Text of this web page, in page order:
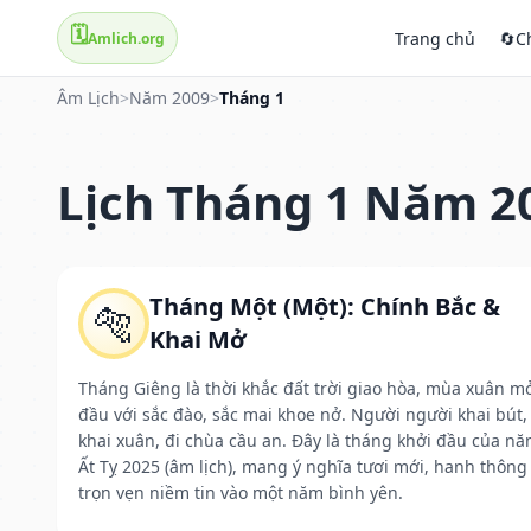
🗓️Amlich.org Trang chủ 🔄
Âm Lịch>Năm 2009>Tháng 1
Lịch Tháng 1 Năm
🐅 Tháng Một (Một): Chính Bắc &
Khai Mở
Tháng Giêng là thời khắc đất trời giao hòa, mùa xuân
đầu với sắc đào, sắc mai khoe nở. Người người khai bút,
khai xuân, đi chùa cầu an. Đây là tháng khởi đầu của
Ất Tỵ 2025 (âm lịch), mang ý nghĩa tươi mới, hanh thông
trọn vẹn niềm tin vào một năm bình yên.